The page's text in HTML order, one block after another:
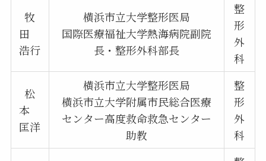
牧
田
浩行
横浜市立大学整形医局
国際医療福祉大学熱海病院副院
長・整形外科部長
整
形
外
科
松
本
匡洋
横浜市立大学整形医局
横浜市立大学附属市民総合医療
センター高度救命救急センター
助教
整
形
外
科